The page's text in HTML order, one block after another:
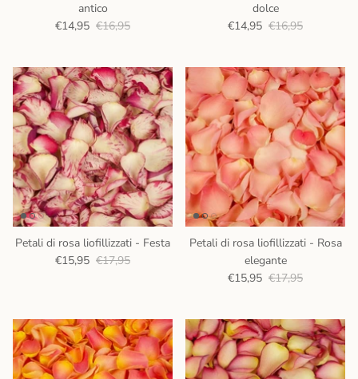
antico
€14,95 €16,95
dolce
€14,95 €16,95
Petali di rosa liofillizzati - Festa
€15,95 €17,95
Petali di rosa liofillizzati - Rosa
elegante
€15,95 €17,95